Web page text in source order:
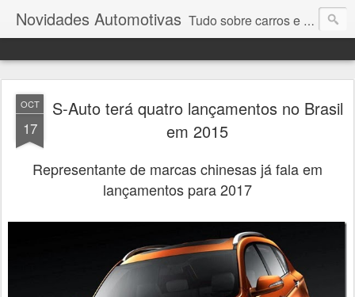
Novidades Automotivas Tudo sobre carros e motores
OCT
17
S-Auto terá quatro lançamentos no Brasil
em 2015
Representante de marcas chinesas já fala em
lançamentos para 2017